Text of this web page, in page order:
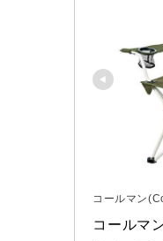
コールマン
コールマ